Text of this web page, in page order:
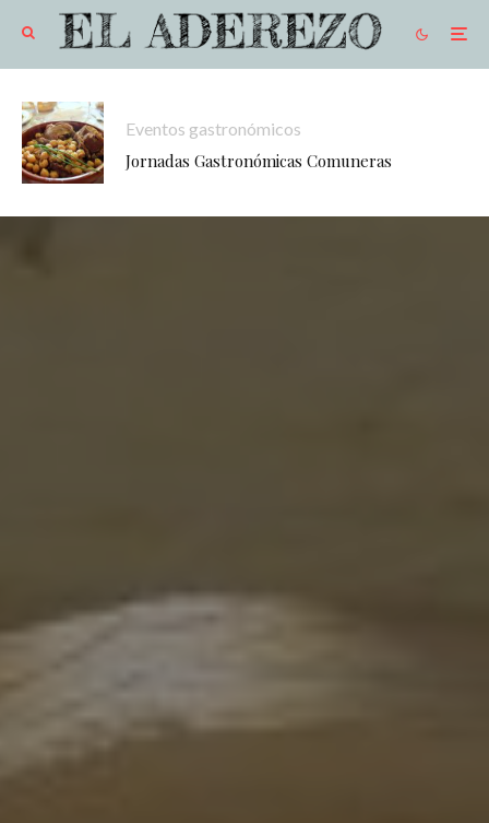
Eventos gastronómicos
Jornadas Gastronómicas Comuneras